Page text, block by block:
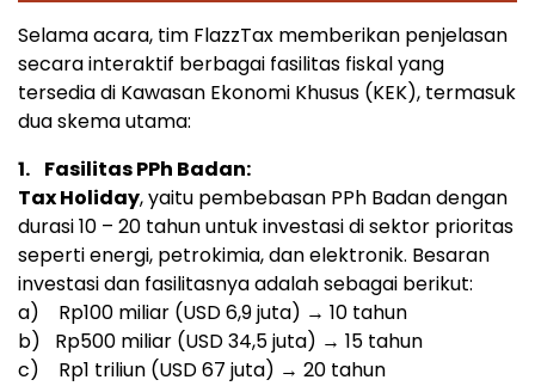
Selama acara, tim FlazzTax memberikan penjelasan
secara interaktif berbagai fasilitas fiskal yang
tersedia di Kawasan Ekonomi Khusus (KEK), termasuk
dua skema utama:
1. Fasilitas PPh Badan:
Tax Holiday, yaitu pembebasan PPh Badan dengan
durasi 10 – 20 tahun untuk investasi di sektor prioritas
seperti energi, petrokimia, dan elektronik. Besaran
investasi dan fasilitasnya adalah sebagai berikut:
a) Rp100 miliar (USD 6,9juta) → 10 tahun
b) Rp500 miliar (USD 34,5juta) → 15 tahun
c) Rp1 triliun (USD 67 juta) → 20 tahun